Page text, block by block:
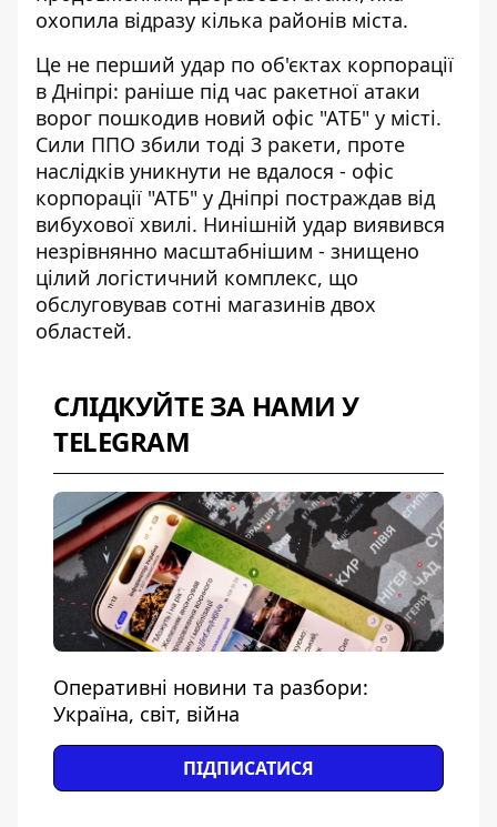
охопила відразу кілька районів міста.
Це не перший удар по об'єктах корпорації
в Дніпрі: раніше під час ракетної атаки
ворог пошкодив новий офіс "АТБ" у місті.
Сили ППО збили тоді 3 ракети, проте
наслідків уникнути не вдалося - офіс
корпорації "АТБ" у Дніпрі постраждав від
вибухової хвилі. Нинішній удар виявився
незрівнянно масштабнішим - знищено
цілий логістичний комплекс, що
обслуговував сотні магазинів двох
областей.
СЛІДКУЙТЕ ЗА НАМИ У
TELEGRAM
Оперативні новини та разбори:
Україна, світ, війна
ПІДПИСАТИСЯ